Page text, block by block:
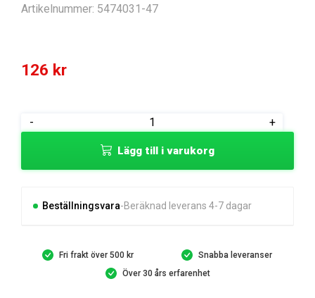
Artikelnummer: 5474031-47
126 kr
-
BUSHING
+
Lägg till i varukorg
Beställningsvara Beräknad leverans 4-7 dagar
Fri frakt över 500 kr
Snabba leveranser
Över 30 års erfarenhet